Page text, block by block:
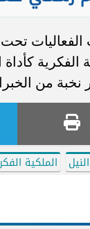
تحت
الفكرية
نخبة من
الملكية